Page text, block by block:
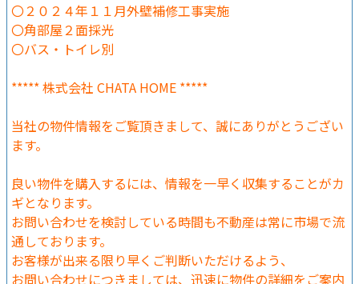
〇２０２４年１１月外壁補修工事実施
〇角部屋２面採光
〇バス・トイレ別
***** 株式会社 CHATA HOME *****
当社の物件情報をご覧頂きまして、誠にありがとうござい
ます。
良い物件を購入するには、情報を一早く収集することがカ
ギとなります。
お問い合わせを検討している時間も不動産は常に市場で流
通しております。
お客様が出来る限り早くご判断いただけるよう、
お問い合わせにつきましては、迅速に物件の詳細をご案内